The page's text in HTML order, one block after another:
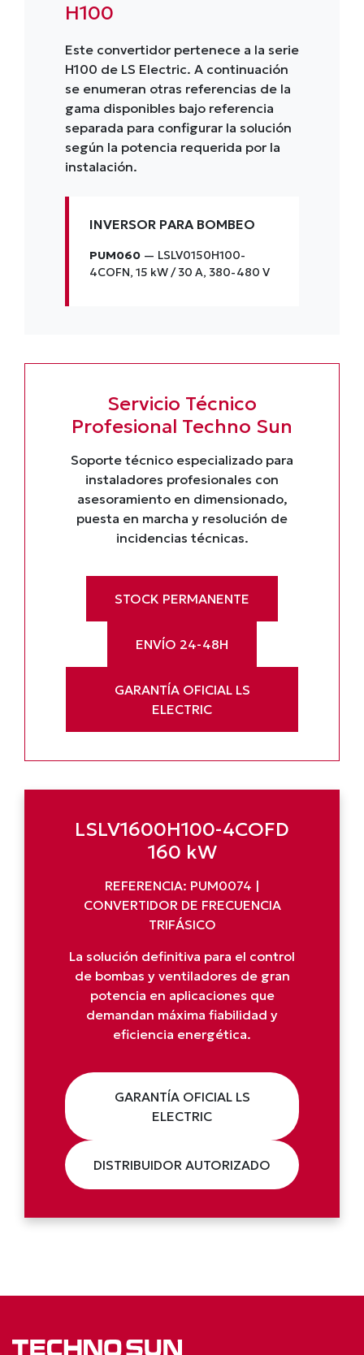
H100
Este convertidor pertenece a la serie
H100 de LS Electric. A continuación
se enumeran otras referencias de la
gama disponibles bajo referencia
separada para configurar la solución
según la potencia requerida por la
instalación.
INVERSOR PARA BOMBEO
PUM060 — LSLV0150H100-
4COFN, 15 kW / 30 A, 380-480 V
Servicio Técnico
Profesional Techno Sun
Soporte técnico especializado para
instaladores profesionales con
asesoramiento en dimensionado,
puesta en marcha y resolución de
incidencias técnicas.
STOCK PERMANENTE
ENVÍO 24-48H
GARANTÍA OFICIAL LS
ELECTRIC
LSLV1600H100-4COFD
160 kW
REFERENCIA: PUM0074 |
CONVERTIDOR DE FRECUENCIA
TRIFÁSICO
La solución definitiva para el control
de bombas y ventiladores de gran
potencia en aplicaciones que
demandan máxima fiabilidad y
eficiencia energética.
GARANTÍA OFICIAL LS
ELECTRIC
DISTRIBUIDOR AUTORIZADO